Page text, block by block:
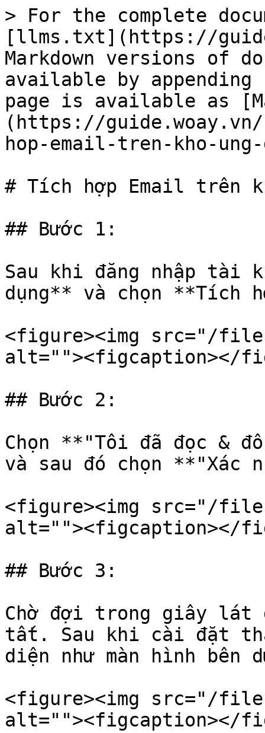
> For the complete
[llms.txt](https://
Markdown versions of
available by
page is available as
(https://
hop-email-tren-kho-ung-
# Tích hợp Email trên
## Bước 1:
Sau khi đăng nhập tài
dụng** và chọn **Tích
<figure><img src="/files/
alt=""><figcaption></
## Bước 2:
Chọn **"Tôi đã đọc &
và sau đó chọn **"Xác
<figure><img src="/
alt=""><figcaption></
## Bước 3:
Chờ đợi trong giây lát
tất. Sau khi cài đặt
diện như màn hình bên
<figure><img src="/files/